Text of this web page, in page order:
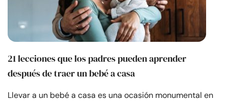
21 lecciones que los padres pueden aprender
después de traer un bebé a casa
Llevar a un bebé a casa es una ocasión monumental en